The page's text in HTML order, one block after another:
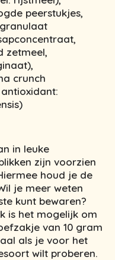
peerstukjes,
zetmeel,
crunch
in leuke
zijn voorzien
houd je de
je meer weten
kunt bewaren?
is het mogelijk om
van 10 gram
als je voor het
wilt proberen.